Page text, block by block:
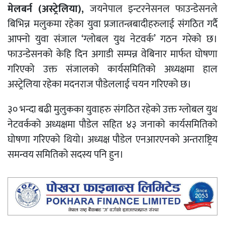
मेलबर्न (अस्ट्रेलिया), जयनेपाल इन्टरनेसनल फाउन्डेसनले
बिभिन्न मलुकमा रहेका युवा प्रजातन्त्रबादीहरुलाई संगठित गर्दै
आफ्नो युवा संजाल ‘ग्लोबल युथ नेटवर्क’ गठन गरेको छ।
फाउन्डेसनको केहि दिन अगाडी सम्पन्न वेबिनार मार्फत घोषणा
गरिएको उक्त संजालको कार्यसमितिको अध्यक्षमा हाल
अस्ट्रेलिया रहेका मदनराज पौडेललाई चयन गरिएको छ।
३० भन्दा बढी मुलुकका युवाहरु संगठित रहेको उक्त ग्लोबल युथ
नेटवर्कको अध्यक्षमा पौडेल सहित ४३ जनाको कार्यसमितिको
घोषणा गरिएको थियो। अध्यक्ष पौडेल एनआरएनको अन्तराष्ट्रिय
समन्वय समितिको सदस्य पनि हुन।